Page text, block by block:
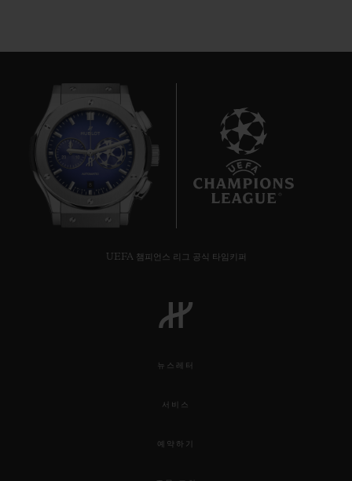
UEFA 챔피언스 리그 공식 타임키퍼
뉴스레터
서비스
예약하기